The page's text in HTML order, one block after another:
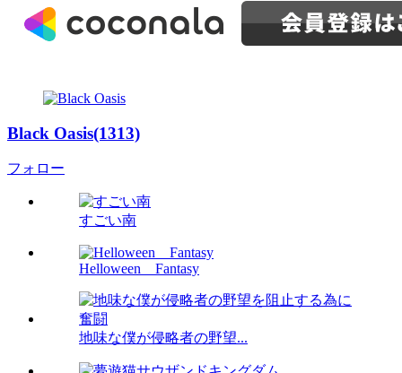
Black Oasis(1313)
フォロー
すごい南
Helloween Fantasy
地味な僕が侵略者の野望...